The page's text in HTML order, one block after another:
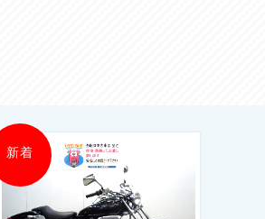
新着